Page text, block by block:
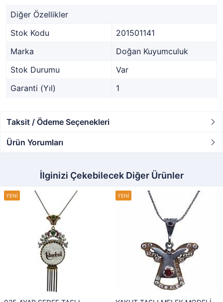
Diğer Özellikler
Stok Kodu
201501141
Marka
Doğan Kuyumculuk
Stok Durumu
Var
Garanti (Yıl)
1
Taksit / Ödeme Seçenekleri
Ürün Yorumları
İlginizi Çekebilecek Diğer Ürünler